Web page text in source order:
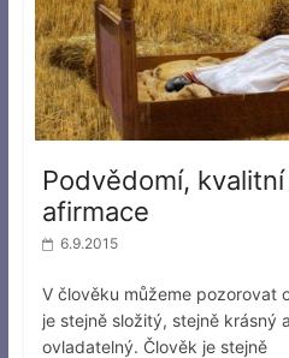
Podvědomí,
afirmace
6.9.2015
V člověku můžeme pozorovat
je stejně složitý, stejně krásný
ovladatelný. Člověk je stejně